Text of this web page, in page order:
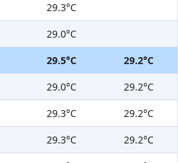
29.3°C
29.0°C
29.5°C
29.2°C
29.0°C
29.2°C
29.3°C
29.2°C
29.3°C
29.2°C